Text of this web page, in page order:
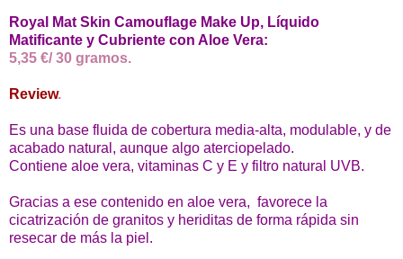
Royal Mat Skin Camouflage Make Up, Líquido
Matificante y Cubriente con Aloe Vera:
5,35 €/ 30 gramos.
Review.
Es una base fluida de cobertura media-alta, modulable, y de
acabado natural, aunque algo aterciopelado.
Contiene aloe vera, vitaminas C y E y filtro natural UVB.
Gracias a ese contenido en aloe vera, favorece la
cicatrización de granitos y heriditas de forma rápida sin
resecar de más la piel.